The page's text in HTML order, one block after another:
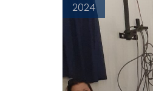
2024